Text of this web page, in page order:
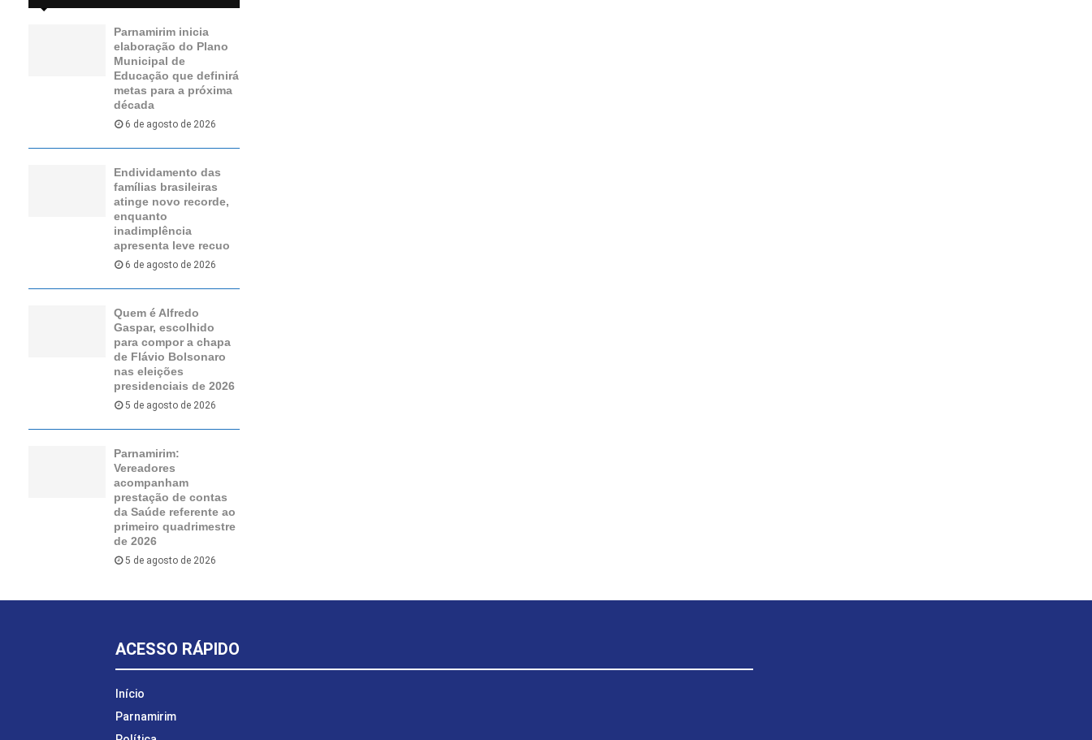
Parnamirim inicia
elaboração do Plano
Municipal de
Educação que definirá
metas para a próxima
década
6 de agosto de 2026
Endividamento das
famílias brasileiras
atinge novo recorde,
enquanto
inadimplência
apresenta leve recuo
6 de agosto de 2026
Quem é Alfredo
Gaspar, escolhido
para compor a chapa
de Flávio Bolsonaro
nas eleições
presidenciais de 2026
5 de agosto de 2026
Parnamirim:
Vereadores
acompanham
prestação de contas
da Saúde referente ao
primeiro quadrimestre
de 2026
5 de agosto de 2026
ACESSO RÁPIDO
Início
Parnamirim